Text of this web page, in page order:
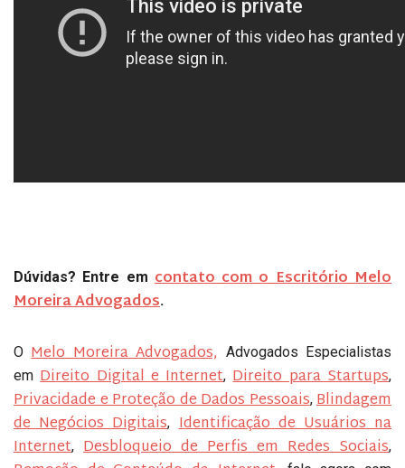
Dúvidas? Entre em contato com o Escritório Melo
Moreira Advogados.
O Melo Moreira Advogados, Advogados Especialistas
em Direito Digital e Internet, Direito para Startups,
Privacidade e Proteção de Dados Pessoais, Blindagem
de Negócios Digitais, Identificação de Usuários na
Internet, Desbloqueio de Perfis em Redes Sociais,